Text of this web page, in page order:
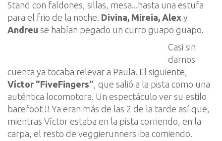
Stand con faldones, sillas , mesa..
hasta una estufa
para el frio de la noche. Divina, Mireia, Alex y
Andreu se habían pegado un curro guapo guapo
Casi sin
darnos
cuenta ya tocaba relevar a Paula. El siguiente,
Víctor "FiveFingers" que salió a la pista como una
auténtica locomotora. Un espectáculo ver su estilo
barefoot !! Ya eran más de las 2 de la tarde así que,
mientras Víctor estaba en la pista corriendo, en la
carpa, el resto de veggierunners iba comiendo.